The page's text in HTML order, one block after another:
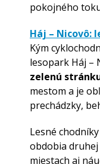
pokojného
Háj – Nicovô:
Kým
lesopark Háj –
zelenú
mestom a je
prechádzky,
Lesné
obdobia druhej
miestach aj